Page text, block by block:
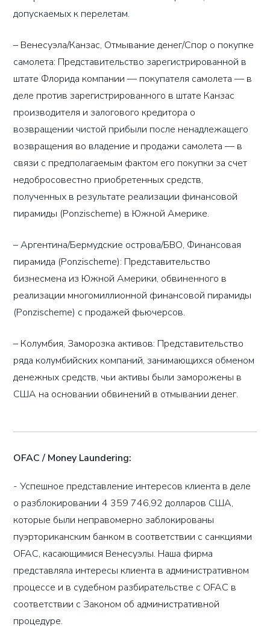
допускаемых к перелетам.
– Венесуэла/Канзас, Отмывание денег/Спор о покупке
самолета: Представительство зарегистрированной в
штате Флорида компании — покупателя самолета — в
деле против зарегистрированного в штате Канзас
производителя и залогового кредитора о
возвращении чистой прибыли после ненадлежащего
возвращения во владение и продажи самолета — в
связи с предполагаемым фактом его покупки за счет
недобросовестно приобретенных средств,
полученных в результате реализации финансовой
пирамиды (Ponzischeme) в Южной Америке.
– Аргентина/Бермудские острова/БВО, Финансовая
пирамида (Ponzischeme): Представительство
бизнесмена из Южной Америки, обвиненного в
реализации многомиллионной финансовой пирамиды
(Ponzischeme) с продажей фьючерсов.
– Колумбия, Заморозка активов: Представительство
ряда колумбийских компаний, занимающихся обменом
денежных средств, чьи активы были заморожены в
США на основании обвинений в отмывании денег.
OFAC / Money Laundering:
- Успешное представление интересов клиента в деле
о разблокировании 4 359 746,92 долларов США,
которые были неправомерно заблокированы
пуэрториканским банком в соответствии с санкциями
OFAC, касающимися Венесуэлы. Наша фирма
представляла интересы клиента в административном
процессе и в судебном разбирательстве с OFAC в
соответствии с Законом об административной
процедуре.